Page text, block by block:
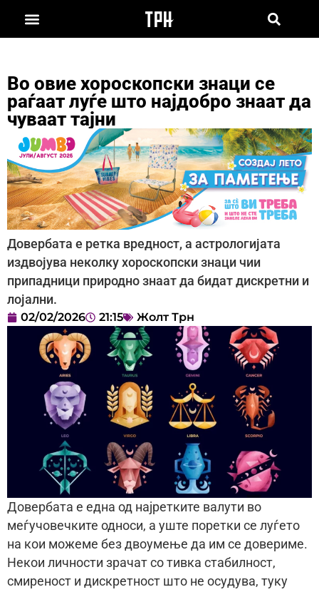
Во овие хороскопски знаци се
раѓаат луѓе што најдобро знаат да
чуваат тајни
Довербата е ретка вредност, а астрологијата
издвојува неколку хороскопски знаци чии
припадници природно знаат да бидат дискретни и
лојални.
02/02/2026 21:15 Жолт Трн
Довербата е една од најретките валути во
меѓучовечките односи, а уште поретки се луѓето
на кои можеме без двоумење да им се довериме.
Некои личности зрачат со тивка стабилност,
смиреност и дискретност што не осудува, туку